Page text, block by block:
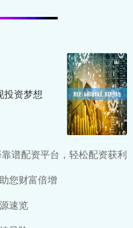
投资梦想
谱配资平台，轻松配资获利
您财富倍增
速览